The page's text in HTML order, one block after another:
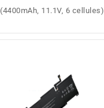
(4400mAh, 11.1V, 6 cellules)